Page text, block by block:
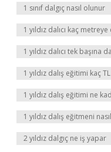
1 sınıf dalgıç nasıl olunur
1 yıldız dalıcı kaç
1 yıldız dalıcı tek başına
1 yıldız dalış eğitimi kaç TL
1 yıldız dalış eğitimi ne
1 yıldız dalış eğitmeni
2 yıldız dalgıç ne iş yapar